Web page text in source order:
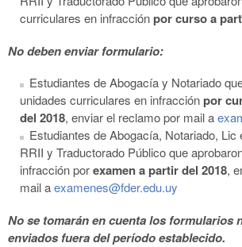
curriculares en infracciónpor curso a
No deben enviar formulario:
Estudiantes de Abogacía y Notariado
unidades curriculares en infracciónpor
del 2018, enviar el reclamo por mail a
Estudiantes de Abogacía, Notariado, Lic
RRII y Traductorado Público que
infracción porexamen a partir del 2018,
mail aexamenes@fder.edu.uy
No se tomarán en cuenta los formularios
enviados fuera del período establecido.